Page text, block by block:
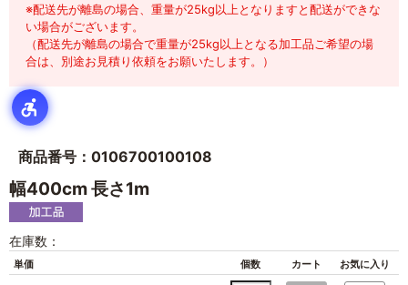
※配送先が離島の場合、重量が25kg以上となりますと配送ができな
い場合がございます。
（配送先が離島の場合で重量が25kg以上となる加工品ご希望の場
合は、別途お見積り依頼をお願いたします。）
商品番号：0106700100108
幅400cm 長さ1m
在庫数：
単価 個数 カート お気に入り